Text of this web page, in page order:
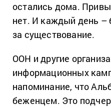
остались дома.
нет. И каждый день –
за существование.
ООН и другие
информационных
напоминание, что
беженцем. Это